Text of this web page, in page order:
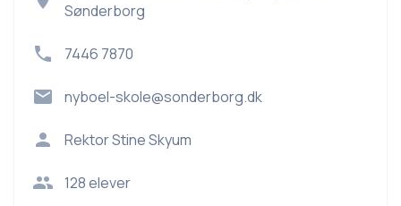
Sønderborg
7446 7870
nyboel-skole@sonderborg.dk
RektorStine Skyum
128elever